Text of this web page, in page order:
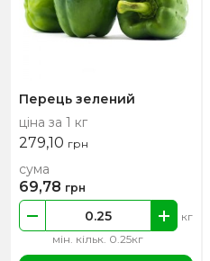
Перець зелений
ціна за 1 кг
279,10 грн
мін. кільк. 0.25кг
кг
сума
69,78 грн